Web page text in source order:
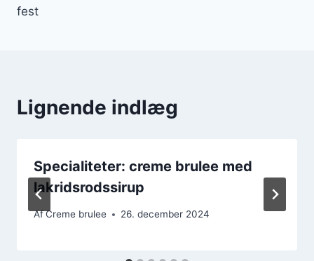
fest
Lignende indlæg
Specialiteter: creme brulee med
lakridsrodssirup
AfCreme brulee 26. december 2024